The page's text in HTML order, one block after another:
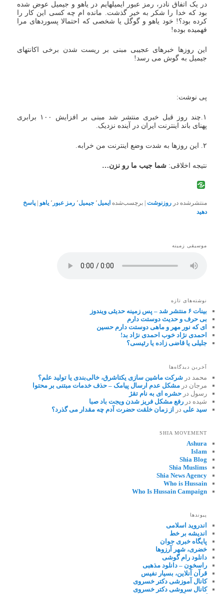
در یک اتفاق نادر، رمز عبور ایمیلهایم در یاهو و جیمیل عوض شده
بود که خدا را شکر به خیر گذشت. مانده ام چه کسی این کار را
کرده بود؟! خود یاهو و گوگل یا شخصی که احتمالا پسوردهای مرا
فهمیده بوده!
این روزها خبرهای عجیبی مبنی بر ریست شدن برخی اکانتهای
جیمیل به گوش می رسد!
پی نوشت:
۱.چند روز قبل خبری منتشر شد مبنی بر افزایش ۱۰۰ برابری
پهنای باند اینترنت ایران در آینده نزدیک.
۲. این روزها به شدت وضع اینترنت من خرابه.
نتیجه اخلاقی:شما جیب ما رو نزن…
منتشرشده در روزنوشت |برچسب‌شده ایمیل٬ جیمیل٬ رمز عبور ٬ یاهو |پاسخ
دهید
موسیقی زمینه
نوشته‌های تازه
بینات ۶ منتشر شد – پس زمینه حدیثی ویندوز
بی حرف و حدیث دوستت دارم
ای که نور مهر و ماهی دوستت دارم حسین
احمدی نژاد خوب احمدی نژاد بد!
جلیلی یا قاضی زاده یا رئیسی؟
آخرین دیدگاه‌ها
محمد درشرکت ماشین سازی یکتاشرق، خالی‌بندی یا تولید علم؟
مرجان درمشکل عدم ارسال پیامک – حذف خدمات مبتنی بر محتوا
رسول درحشره ای به نام تقژ
شیده دررفع مشکل فریز شدن ویجت باد صبا
سید علی در از زمان خلقت حضرت آدم چه مقدار می گذرد؟
SHIA MOVEMENT
Ashura
Islam
Shia Blog
Shia Muslims
Shia News Agency
Who is Hussain
Who Is Hussain Campaign
پیوندها
اندروید اسلامی
اندیشه بر خط
پایگاه خبری جوان
خضری، شهر آرزوها
دانلود رام گوشی
راسخون – دانلود مذهبی
قرآن آنلاین، بسیار نفیس
کانال آموزشی دکتر خسروی
کانال سروشی دکتر خسروی